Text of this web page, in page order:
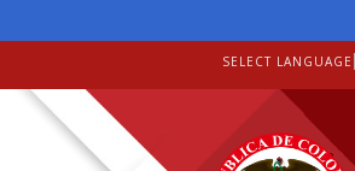
SELECT LANGUAGE